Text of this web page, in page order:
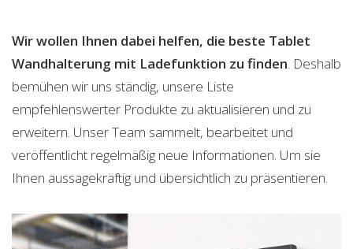
Wir wollen Ihnen dabei helfen, die beste Tablet
Wandhalterung mit Ladefunktion zu finden. Deshalb
bemühen wir uns ständig, unsere Liste
empfehlenswerter Produkte zu aktualisieren und zu
erweitern. Unser Team sammelt, bearbeitet und
veröffentlicht regelmäßig neue Informationen. Um sie
Ihnen aussagekräftig und übersichtlich zu präsentieren.